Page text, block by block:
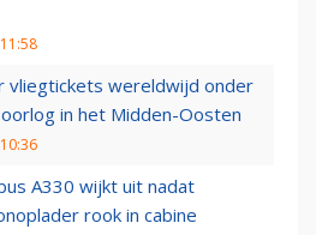
vliegtickets wereldwijd onder
in het Midden-Oosten
A330 wijkt uit nadat
rook in cabine